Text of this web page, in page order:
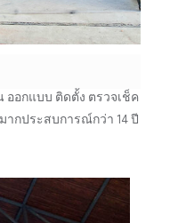
ออกแบบ ติดตั้ง ตรวจเช็ค
กประสบการณ์กว่า 14 ปี